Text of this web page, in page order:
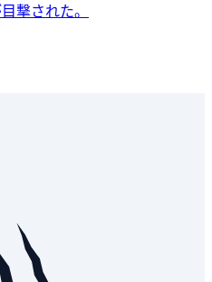
撃された。